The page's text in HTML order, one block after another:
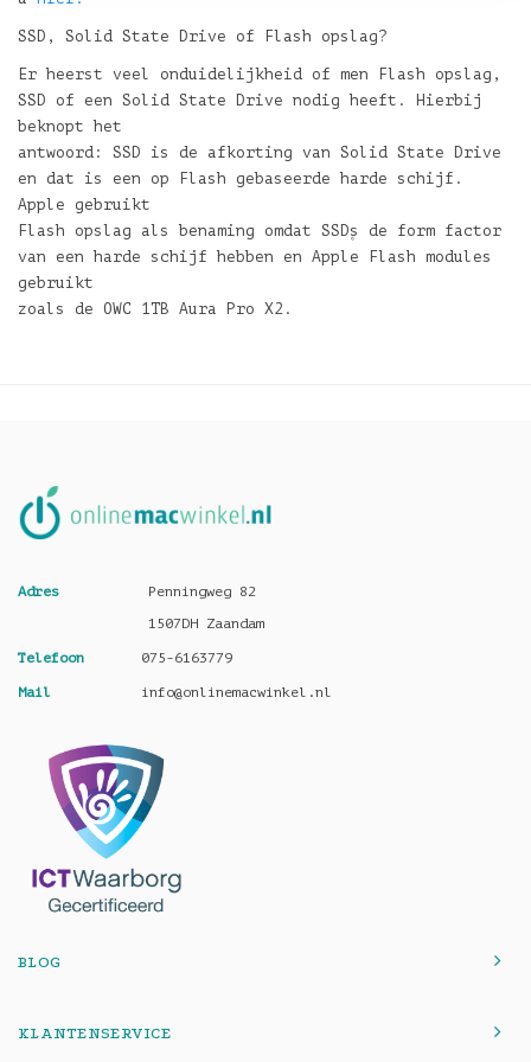
SSD, Solid State Drive of Flash opslag?
Er heerst veel onduidelijkheid of men Flash opslag,
SSD of een Solid State Drive nodig heeft. Hierbij
beknopt het
antwoord: SSD is de afkorting van Solid State Drive
en dat is een op Flash gebaseerde harde schijf.
Apple gebruikt
Flash opslag als benaming omdat SSD۪s de form factor
van een harde schijf hebben en Apple Flash modules
gebruikt
zoals de OWC 1TB Aura Pro X2.
Adres
Penningweg 82
1507DH Zaandam
Telefoon 075-6163779
Mail info@onlinemacwinkel.nl
BLOG
KLANTENSERVICE